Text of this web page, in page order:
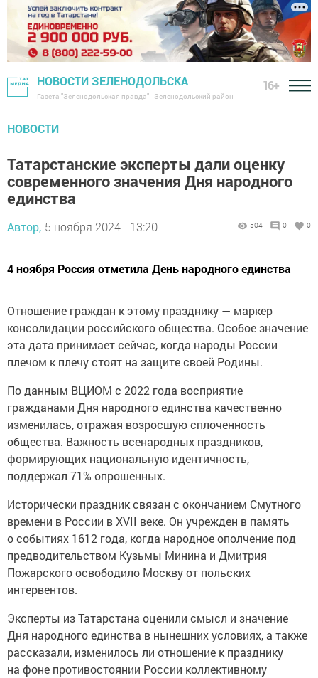
НОВОСТИ ЗЕЛЕНОДОЛЬСКА
Газета "Зеленодольская правда" - Зеленодольский район
16+
НОВОСТИ
Татарстанские эксперты дали оценку
современного значения Дня народного
единства
Автор, 5 ноября 2024 - 13:20 504 0 0
4 ноября Россия отметила День народного единства
Отношение граждан к этому празднику — маркер
консолидации российского общества. Особое значение
эта дата принимает сейчас, когда народы России
плечом к плечу стоят на защите своей Родины.
По данным ВЦИОМ с 2022 года восприятие
гражданами Дня народного единства качественно
изменилась, отражая возросшую сплоченность
общества. Важность всенародных праздников,
формирующих национальную идентичность,
поддержал 71% опрошенных.
Исторически праздник связан с окончанием Смутного
времени в России в XVII веке. Он учрежден в память
о событиях 1612 года, когда народное ополчение под
предводительством Кузьмы Минина и Дмитрия
Пожарского освободило Москву от польских
интервентов.
Эксперты из Татарстана оценили смысл и значение
Дня народного единства в нынешних условиях, а также
рассказали, изменилось ли отношение к празднику
на фоне противостоянии России коллективному